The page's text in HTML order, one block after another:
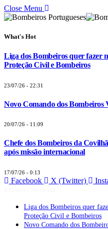
Close Menu
What's Hot
Liga dos Bombeiros quer fazer
Proteção Civil e Bombeiros
23/07/26 - 22:31
Novo Comando dos Bombeiros
20/07/26 - 11:09
Chefe dos Bombeiros da
após missão internacional
17/07/26 - 0:13
Facebook X (Twitter)
Liga dos Bombeiros quer
Proteção Civil e Bombeiros
Novo Comando dos